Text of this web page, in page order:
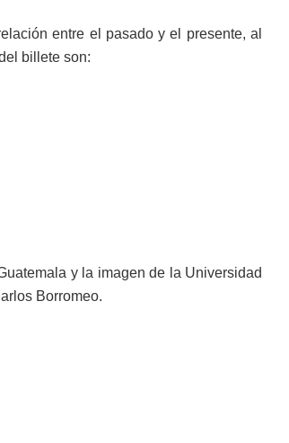
entre el pasado y el presente, al
billete son:
y la imagen de la Universidad
Borromeo.